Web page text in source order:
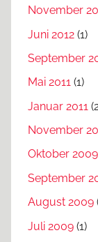
November
Juni 2012 (1)
September
Mai 2011 (1)
Januar 2011
November
Oktober 2009
September
August 2009
Juli 2009 (1)